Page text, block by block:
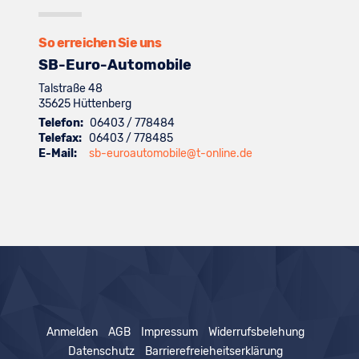
So erreichen Sie uns
SB-Euro-Automobile
Talstraße 48
35625 Hüttenberg
Telefon: 06403 / 778484
Telefax: 06403 / 778485
E-Mail:
sb-euroautomobile@t-online.de
Anmelden AGB Impressum
Widerrufsbelehung
Datenschutz
Barrierefreieheitserklärung